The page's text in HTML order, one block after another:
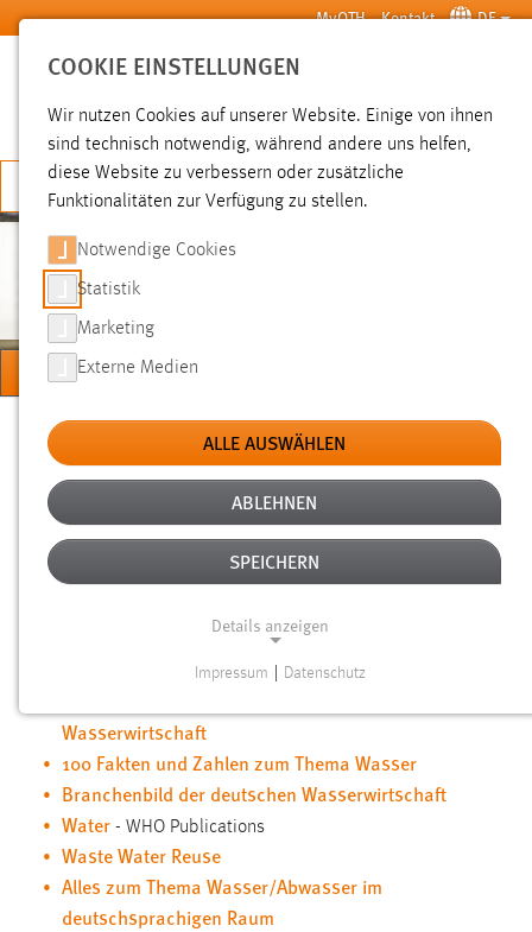
Zum Hauptinhalt springen MyOTH Kontakt DE
SUCHE
JETZT BEWERBEN
BISCHOF
Sie sind hier:
Professorinnen und Professoren Prof. Dr.-Ing. Franz Bischof
Hilfreiche Links
HILFREICHE LINKS
Alle wichtigen „Wasser-Institutionen“ in Deutschland
(ohne Hochschulen)
Wasserwirtschaft
100 Fakten und Zahlen zum Thema Wasser
Branchenbild der deutschen Wasserwirtschaft
Water - WHO Publications
Waste Water Reuse
Alles zum Thema Wasser/Abwasser im
deutschsprachigen Raum
COOKIE EINSTELLUNGEN
Wir nutzen Cookies auf unserer Website. Einige von ihnen
sind technisch notwendig, während andere uns helfen,
diese Website zu verbessern oder zusätzliche
Funktionalitäten zur Verfügung zu stellen.
Notwendige Cookies
Statistik
Marketing
Externe Medien
ALLE AUSWÄHLEN
ABLEHNEN
SPEICHERN
Details anzeigen
Notwendige Cookies ermöglichen grundlegende
Funktionen und sind für die einwandfreie Funktion der
Website erforderlich.
Einverständnis
Name:
cookie_consent
Impressum Datenschutz